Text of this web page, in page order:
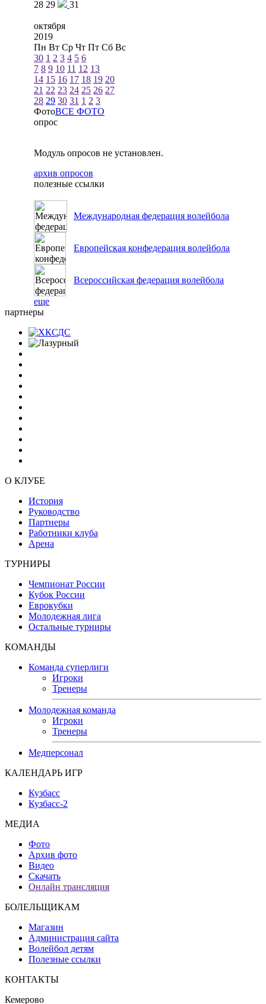
28 29 31
октября
2019
Пн Вт Ср Чт Пт Сб Вс
30 1 2 3 4 5 6
7 8 9 10 11 12 13
14 15 16 17 18 19 20
21 22 23 24 25 26 27
28 29 30 31 1 2 3
ФотоВСЕ ФОТО
опрос
Модуль опросов не установлен.
архив опросов
полезные ссылки
Международная федерация волейбола
Европейская конфедерация волейбола
Всероссийская федерация волейбола
еще
партнеры
О КЛУБЕ
История
Руководство
Партнеры
Работники клуба
Арена
ТУРНИРЫ
Чемпионат России
Кубок России
Еврокубки
Молодежная лига
Остальные турниры
КОМАНДЫ
Команда суперлиги
Игроки
Тренеры
Молодежная команда
Игроки
Тренеры
Медперсонал
КАЛЕНДАРЬ ИГР
Кузбасс
Кузбасс-2
МЕДИА
Фото
Архив фото
Видео
Скачать
Онлайн трансляция
БОЛЕЛЬЩИКАМ
Магазин
Администрация сайта
Волейбол детям
Полезные ссылки
КОНТАКТЫ
Кемерово